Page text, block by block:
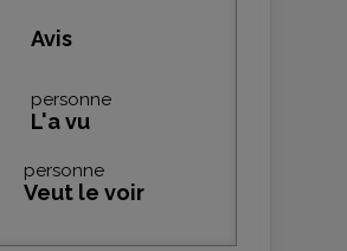
Avis
personne
L'a vu
personne
Veut le voir